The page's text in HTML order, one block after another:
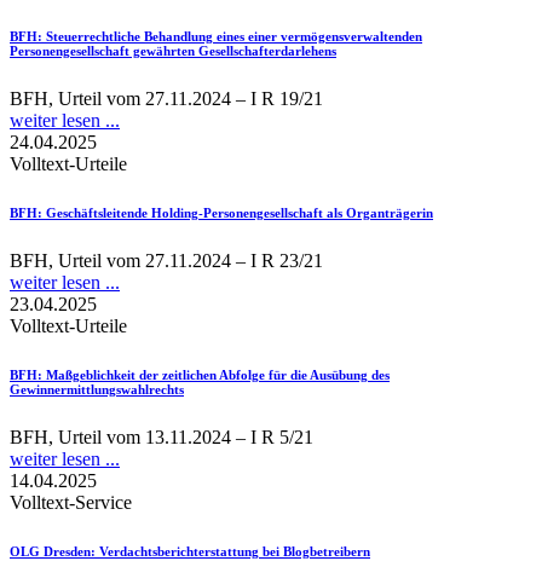
BFH: Steuerrechtliche Behandlung eines einer vermögensverwaltenden
Personengesellschaft gewährten Gesellschafterdarlehens
BFH, Urteil vom 27.11.2024 – I R 19/21
weiter lesen ...
24.04.2025
Volltext-Urteile
BFH: Geschäftsleitende Holding-Personengesellschaft als Organträgerin
BFH, Urteil vom 27.11.2024 – I R 23/21
weiter lesen ...
23.04.2025
Volltext-Urteile
BFH: Maßgeblichkeit der zeitlichen Abfolge für die Ausübung des
Gewinnermittlungswahlrechts
BFH, Urteil vom 13.11.2024 – I R 5/21
weiter lesen ...
14.04.2025
Volltext-Service
OLG Dresden: Verdachtsberichterstattung bei Blogbetreibern